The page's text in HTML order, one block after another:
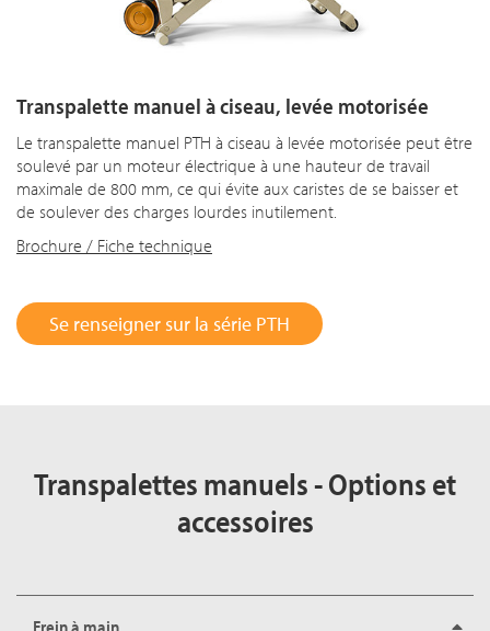
Transpalette manuel à ciseau, levée motorisée
Le transpalette manuel PTH à ciseau à levée motorisée peut être
soulevé par un moteur électrique à une hauteur de travail
maximale de 800 mm, ce qui évite aux caristes de se baisser et
de soulever des charges lourdes inutilement.
Brochure / Fiche technique
Se renseigner sur la série PTH
Transpalettes manuels - Options et
accessoires
Frein à main